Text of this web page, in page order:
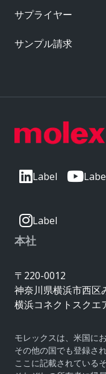
Label
Label
本社
〒220-0012
神奈川県横浜市西区
横浜コネクトスクエ
モレックスは、米国に
その他の国でも登録さ
ここに記載されている
サプライヤー
サンプル請求